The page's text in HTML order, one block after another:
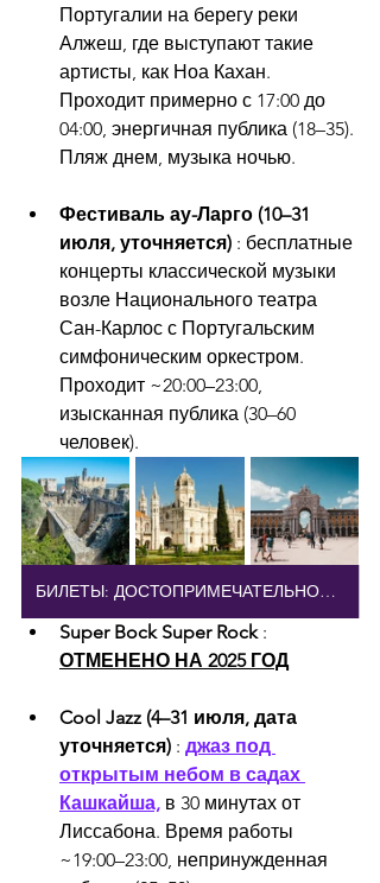
Португалии на берегу реки
Алжеш, где выступают такие
артисты, как Ноа Кахан.
Проходит примерно с 17:00 до
04:00, энергичная публика (18–35).
Пляж днем, музыка ночью.
Фестиваль ау-Ларго (10–31
июля, уточняется) : бесплатные
концерты классической музыки
возле Национального театра
Сан-Карлос с Португальским
симфоническим оркестром.
Проходит ~20:00–23:00,
изысканная публика (30–60
человек).
БИЛЕТЫ: ДОСТОПРИМЕЧАТЕЛЬНОСТИ ЛИССАБОНА
Super Bock Super Rock :
ОТМЕНЕНО НА 2025 ГОД
Cool Jazz (4–31 июля, дата
уточняется) : джаз под
открытым небом в садах
Кашкайша, в 30 минутах от
Лиссабона. Время работы
~19:00–23:00, непринужденная